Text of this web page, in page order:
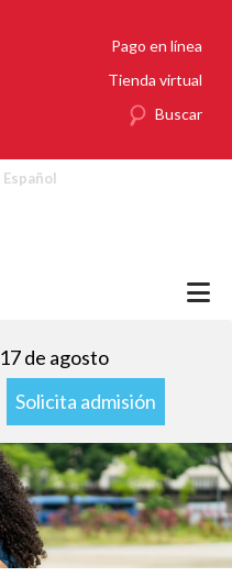
Pago en línea
Tienda virtual
Buscar
Español
17 de agosto
Solicita admisión